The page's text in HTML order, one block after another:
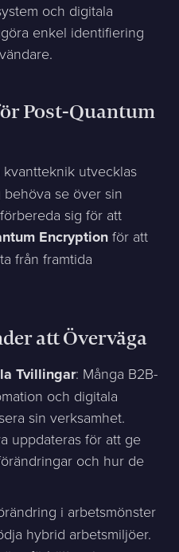
och digitala
enkel identifiering
Post-Quantum
kvantteknik utvecklas
se över sin
sig för att
Encryption för att
från framtida
att Överväga
Tvillingar: Många B2B-
och digitala
sin verksamhet.
uppdateras för att ge
och hur de
i arbetsmönster
hybrid arbetsmiljöer.